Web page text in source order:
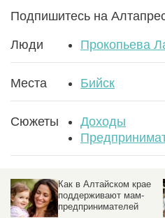
Подпишитесь на
Люди Прокопьева
Места Бийск
Сюжеты
Доходы
Ряд алтайских
компаний официально
стали семейными